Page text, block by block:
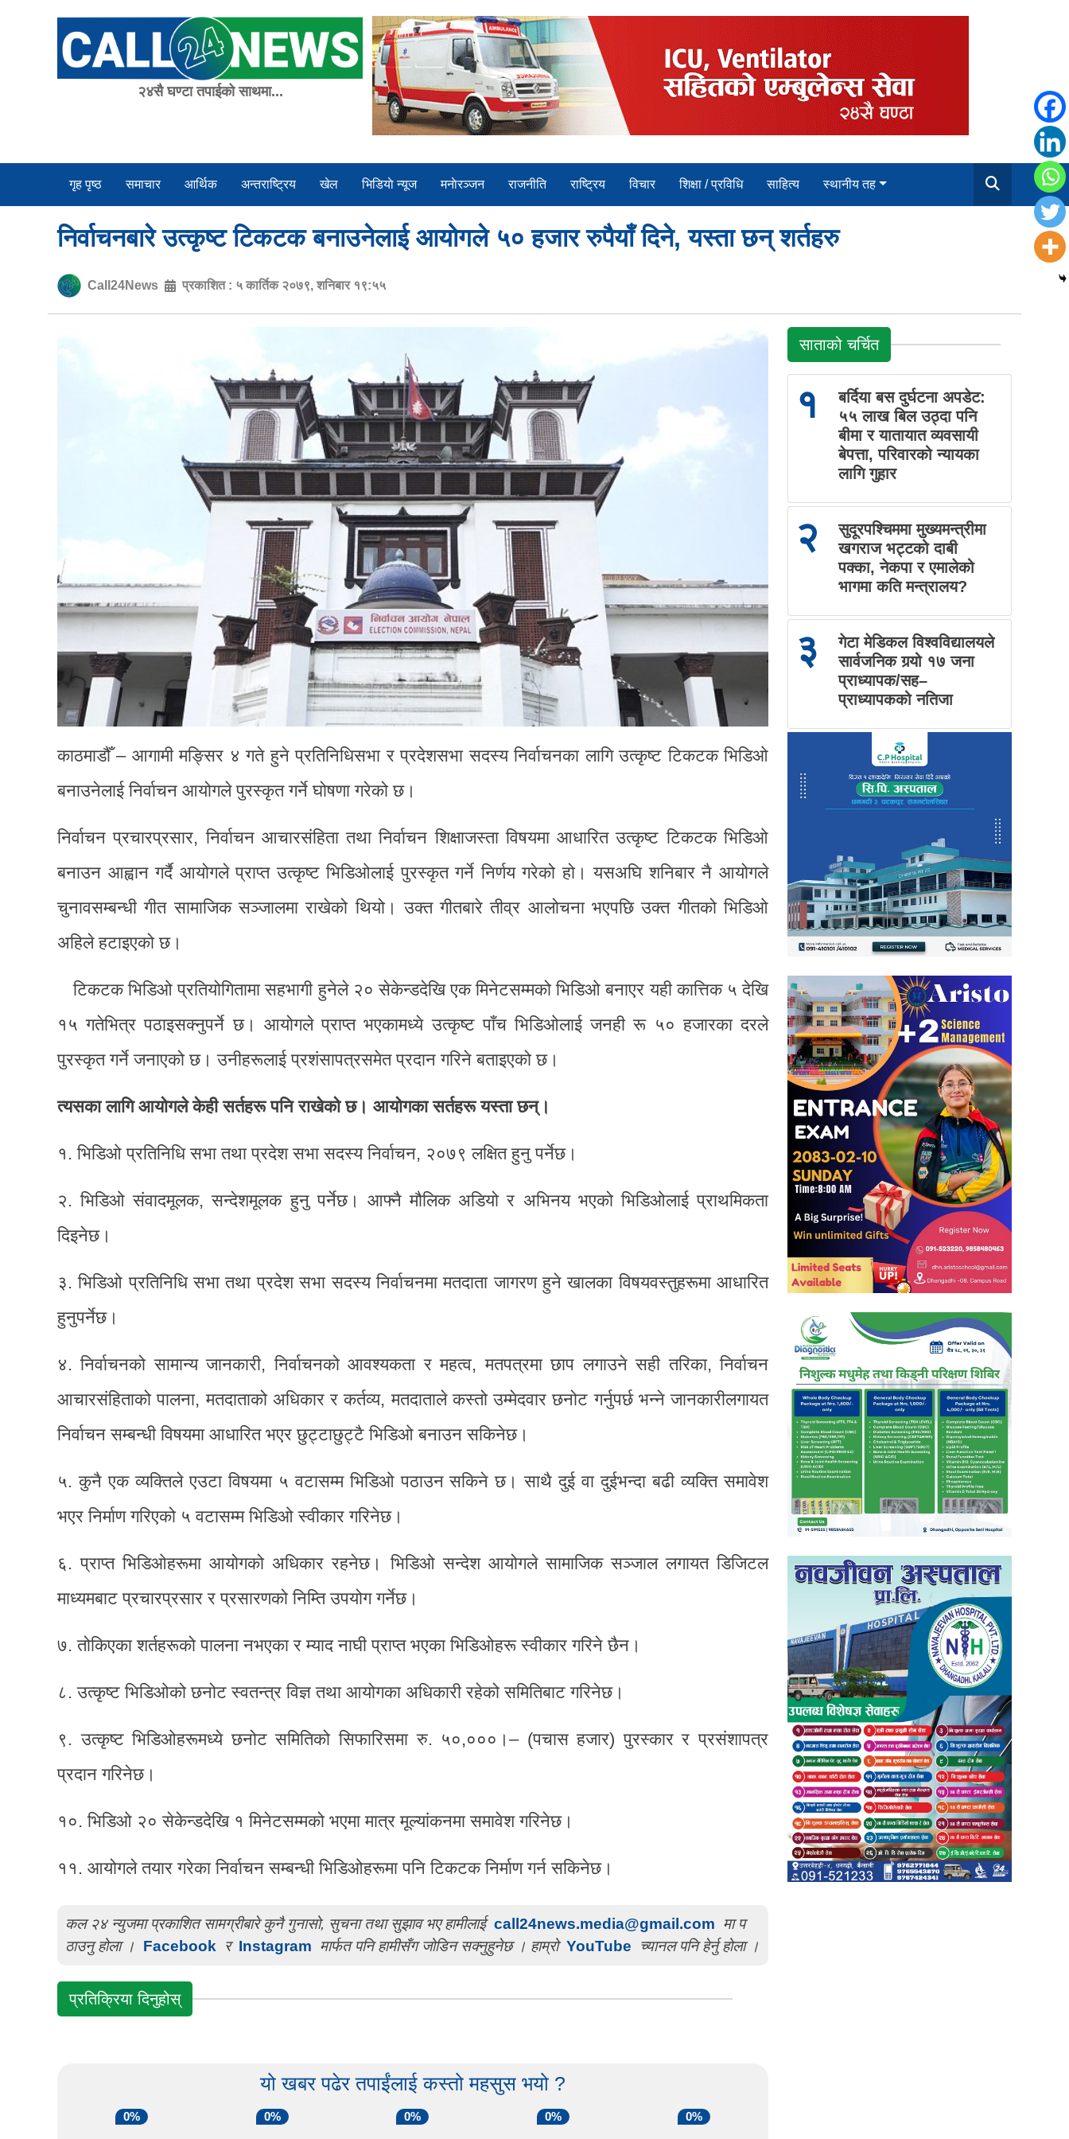
२४सै घण्टा तपाईको साथमा...
गृह पृष्ठ समाचार आर्थिक अन्तराष्ट्रिय खेल भिडियाे न्यूज मनाेरञ्जन राजनीति राष्ट्रिय विचार शिक्षा / प्रविधि साहित्य स्थानीय तह
निर्वाचनबारे उत्कृष्ट टिकटक बनाउनेलाई आयोगले ५० हजार रुपैयाँ दिने, यस्ता छन् शर्तहरु
Call24News प्रकाशित : ५ कार्तिक २०७९, शनिबार १९:५५
काठमाडौँ – आगामी मङ्सिर ४ गते हुने प्रतिनिधिसभा र प्रदेशसभा सदस्य निर्वाचनका लागि उत्कृष्ट टिकटक भिडिओ
बनाउनेलाई निर्वाचन आयोगले पुरस्कृत गर्ने घोषणा गरेको छ।
निर्वाचन प्रचारप्रसार, निर्वाचन आचारसंहिता तथा निर्वाचन शिक्षाजस्ता विषयमा आधारित उत्कृष्ट टिकटक भिडिओ
बनाउन आह्वान गर्दै आयोगले प्राप्त उत्कृष्ट भिडिओलाई पुरस्कृत गर्ने निर्णय गरेको हो। यसअघि शनिबार नै आयोगले
चुनावसम्बन्धी गीत सामाजिक सञ्जालमा राखेको थियो। उक्त गीतबारे तीव्र आलोचना भएपछि उक्त गीतको भिडिओ
अहिले हटाइएको छ।
टिकटक भिडिओ प्रतियोगितामा सहभागी हुनेले २० सेकेन्डदेखि एक मिनेटसम्मको भिडिओ बनाएर यही कात्तिक ५ देखि
१५ गतेभित्र पठाइसक्नुपर्ने छ। आयोगले प्राप्त भएकामध्ये उत्कृष्ट पाँच भिडिओलाई जनही रू ५० हजारका दरले
पुरस्कृत गर्ने जनाएको छ। उनीहरूलाई प्रशंसापत्रसमेत प्रदान गरिने बताइएको छ।
त्यसका लागि आयोगले केही सर्तहरू पनि राखेको छ। आयोगका सर्तहरू यस्ता छन्।
१. भिडिओ प्रतिनिधि सभा तथा प्रदेश सभा सदस्य निर्वाचन, २०७९ लक्षित हुनु पर्नेछ।
२. भिडिओ संवादमूलक, सन्देशमूलक हुनु पर्नेछ। आफ्नै मौलिक अडियो र अभिनय भएको भिडिओलाई प्राथमिकता
दिइनेछ।
३. भिडिओ प्रतिनिधि सभा तथा प्रदेश सभा सदस्य निर्वाचनमा मतदाता जागरण हुने खालका विषयवस्तुहरूमा आधारित
हुनुपर्नेछ।
४. निर्वाचनको सामान्य जानकारी, निर्वाचनको आवश्यकता र महत्व, मतपत्रमा छाप लगाउने सही तरिका, निर्वाचन
आचारसंहिताको पालना, मतदाताको अधिकार र कर्तव्य, मतदाताले कस्तो उम्मेदवार छनोट गर्नुपर्छ भन्ने जानकारीलगायत
निर्वाचन सम्बन्धी विषयमा आधारित भएर छुट्टाछुट्टै भिडिओ बनाउन सकिनेछ।
५. कुनै एक व्यक्तिले एउटा विषयमा ५ वटासम्म भिडिओ पठाउन सकिने छ। साथै दुई वा दुईभन्दा बढी व्यक्ति समावेश
भएर निर्माण गरिएको ५ वटासम्म भिडिओ स्वीकार गरिनेछ।
६. प्राप्त भिडिओहरूमा आयोगको अधिकार रहनेछ। भिडिओ सन्देश आयोगले सामाजिक सञ्जाल लगायत डिजिटल
माध्यमबाट प्रचारप्रसार र प्रसारणको निम्ति उपयोग गर्नेछ।
७. तोकिएका शर्तहरूको पालना नभएका र म्याद नाघी प्राप्त भएका भिडिओहरू स्वीकार गरिने छैन।
८. उत्कृष्ट भिडिओको छनोट स्वतन्त्र विज्ञ तथा आयोगका अधिकारी रहेको समितिबाट गरिनेछ।
९. उत्कृष्ट भिडिओहरूमध्ये छनोट समितिको सिफारिसमा रु. ५०,०००।– (पचास हजार) पुरस्कार र प्रसंशापत्र
प्रदान गरिनेछ।
१०. भिडिओ २० सेकेन्डदेखि १ मिनेटसम्मको भएमा मात्र मूल्यांकनमा समावेश गरिनेछ।
११. आयोगले तयार गरेका निर्वाचन सम्बन्धी भिडिओहरूमा पनि टिकटक निर्माण गर्न सकिनेछ।
कल २४ न्युजमा प्रकाशित सामग्रीबारे कुनै गुनासो, सुचना तथा सुझाव भए हामीलाई call24news.media@gmail.com मा प
ठाउनु होला ।
Facebook र Instagram मार्फत पनि हामीसँग जोडिन सक्नुहुनेछ । हाम्रो YouTube च्यानल पनि हेर्नु होला ।
प्रतिक्रिया दिनुहोस्
यो खबर पढेर तपाईंलाई कस्तो महसुस भयो ?
0% 0% 0% 0% 0%
साताको चर्चित
१
बर्दिया बस दुर्घटना अपडेट:
५५ लाख बिल उठ्दा पनि
बीमा र यातायात व्यवसायी
बेपत्ता, परिवारको न्यायका
लागि गुहार
२
सुदूरपश्चिममा मुख्यमन्त्रीमा
खगराज भट्टको दाबी
पक्का, नेकपा र एमालेको
भागमा कति मन्त्रालय?
३
गेटा मेडिकल विश्वविद्यालयले
सार्वजनिक गर्‍यो १७ जना
प्राध्यापक/सह–
प्राध्यापकको नतिजा